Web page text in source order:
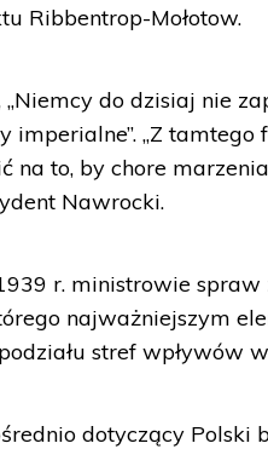
Ribbentrop-Mołotow.
„Niemcy do dzisiaj nie
imperialne”. „Z
na to, by chore
Nawrocki.
r. ministrowie
najważniejszym
stref wpływów
dotyczący Polski